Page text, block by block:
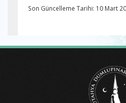
Son Güncelleme Tarihi: 10 Mart